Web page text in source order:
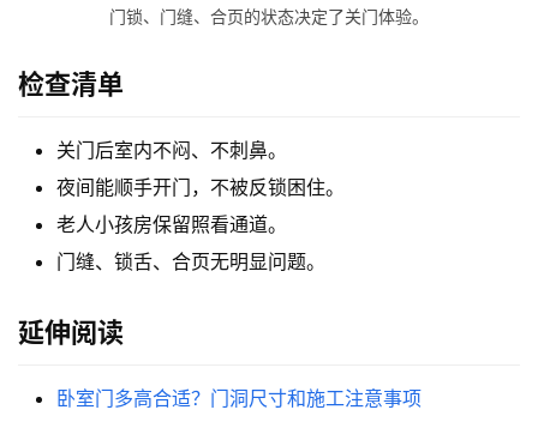
装
维
资
门锁、门缝、合页的状态决定了关门体验。
检查清单
关门后室内不闷、不刺鼻。
夜间能顺手开门，不被反锁困住。
老人小孩房保留照看通道。
门缝、锁舌、合页无明显问题。
延伸阅读
卧室门多高合适？门洞尺寸和施工注意事项